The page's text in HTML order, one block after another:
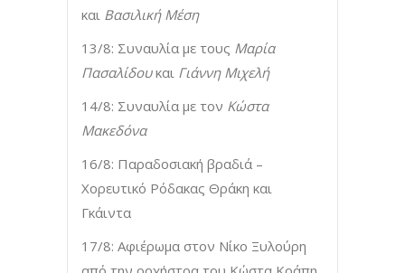
και Βασιλική Μέση
13/8: Συναυλία με τους Μαρία
Πασαλίδουκαι Γιάννη Μιχελή
14/8: Συναυλία με τον Κώστα
Μακεδόνα
16/8: Παραδοσιακή βραδιά –
Χορευτικό Ρόδακας Θράκη και
Γκάιντα
17/8: Αφιέρωμα στον Νίκο Ξυλούρη